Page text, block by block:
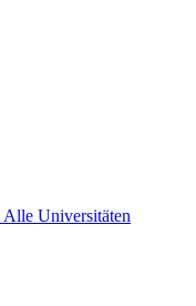
Alle Universitäten